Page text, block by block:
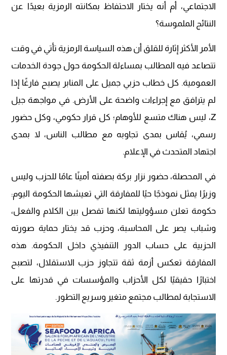
الاجتماعي، أم أنه يختار الاحتفاظ بمكانته الرمزية بعيدًا عن
النتائج الملموسة؟
الأمر الأكثر إثارة للقلق أن هذه السياسة الرمزية تأتي في وقت
تتصاعد فيه المطالب بمساءلة الحكومة حول جودة الخدمات
العمومية. كل خطاب حزبي جميل على المنابر يصبح فارغًا إذا
لم يترافق مع إجراءات واضحة على الأرض. في مواجهة جيل
Z، ليس هناك متسع للأوهام؛ كل قرار حكومي، وكل حضور
رسمي، يُقاس بمدى تجاوبه مع مطالب الناس، لا بمدى
اجتهاد المتحدث في الإعلام.
في المحصلة، حضور نزار بركة بصفته أمينًا عامًا للحزب وليس
وزيرًا يمثل نموذجًا حيًا للمفارقة التي تعيشها الحكومة اليوم:
حكومة تعلن مسؤوليتها لكنها تفصل بين الكلام والفعل،
وشباب يصر على المحاسبة، وحزب قد يختار حماية صورته
الحزبية على حساب الدور التنفيذي داخل الحكومة. هذه
المفارقة تعكس أزمة ثقة تتجاوز حزب الاستقلال، لتصبح
اختبارًا حقيقيًا لكل الأحزاب والمؤسسات في قدرتها على
الاستجابة لمطالب مجتمع متغير وسريع التطور.